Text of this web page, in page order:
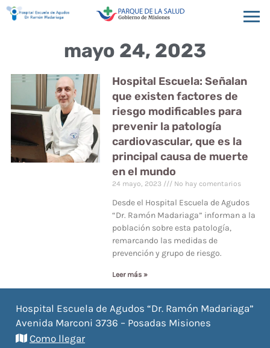
mayo 24, 2023
Hospital Escuela: Señalan
que existen factores de
riesgo modificables para
prevenir la patología
cardiovascular, que es la
principal causa de muerte
en el mundo
24 mayo, 2023 No hay comentarios
Desde el Hospital Escuela de Agudos
“Dr. Ramón Madariaga” informan a la
población sobre esta patología,
remarcando las medidas de
prevención y grupo de riesgo.
Leer más »
Hospital Escuela de Agudos “Dr. Ramón Madariaga”
Avenida Marconi 3736 – Posadas Misiones
Como llegar